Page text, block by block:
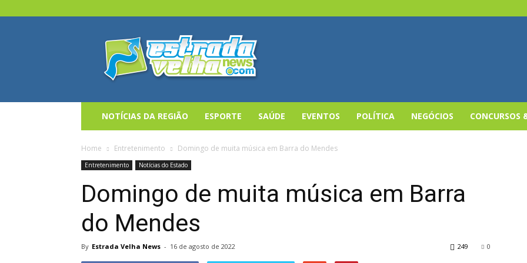
Estrada
Velha
News
NOTÍCIAS DA REGIÃO ESPORTE SAÚDE EVENTOS POLÍTICA NEGÓCIOS CONCURSOS
Home Entretenimento Domingo de muita música em Barra do Mendes
Entretenimento Notícias do Estado
Domingo de muita música em Barra
do Mendes
By Estrada Velha News - 16 de agosto de 2022 0
249